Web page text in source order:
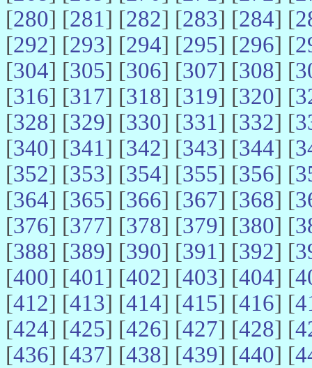
[280] [281] [282] [283] [284] [
[292] [293] [294] [295] [296] [
[304] [305] [306] [307] [308] [
[316] [317] [318] [319] [320] [
[328] [329] [330] [331] [332] [
[340] [341] [342] [343] [344] [
[352] [353] [354] [355] [356] [
[364] [365] [366] [367] [368] [
[376] [377] [378] [379] [380] [
[388] [389] [390] [391] [392] [
[400] [401] [402] [403] [404] [
[412] [413] [414] [415] [416] [
[424] [425] [426] [427] [428] [
[436] [437] [438] [439] [440] [